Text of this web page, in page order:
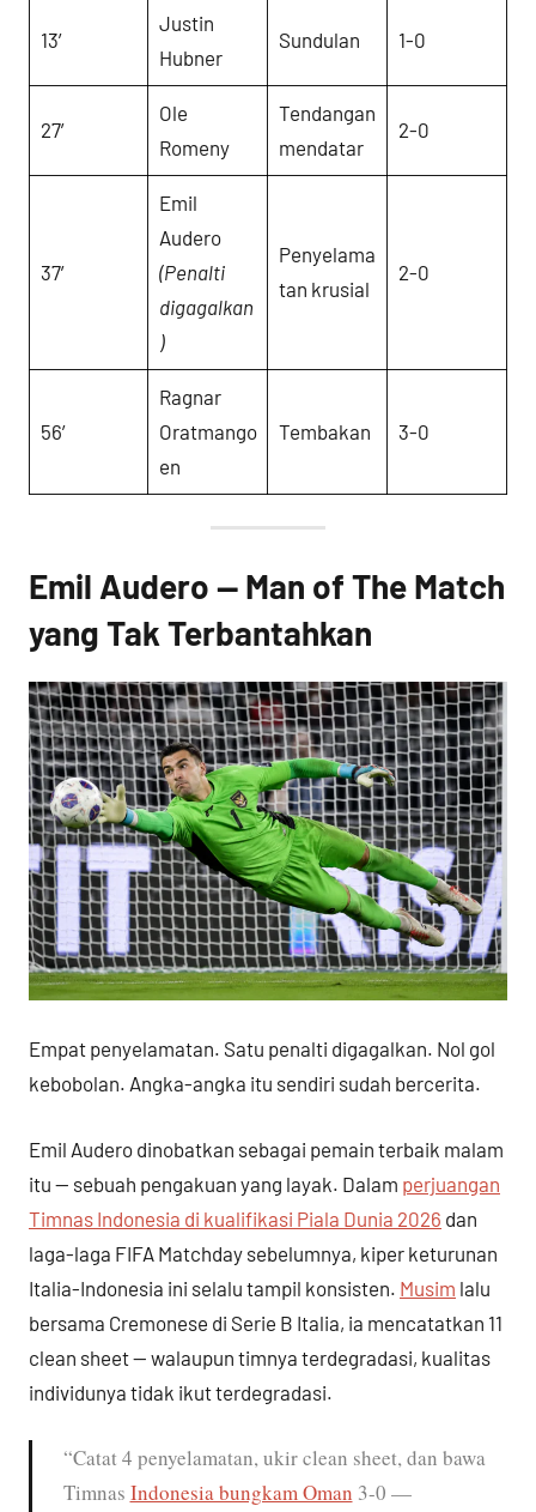
13′
Justin
Hubner
Sundulan 1-0
27′
Ole
Romeny
Tendangan
mendatar
2-0
37′
Emil
Audero
(Penalti
digagalkan
)
Penyelama
tan krusial
2-0
56′
Ragnar
Oratmango
en
Tembakan 3-0
Emil Audero — Man of The Match
yang Tak Terbantahkan
Empat penyelamatan. Satu penalti digagalkan. Nol gol
kebobolan. Angka-angka itu sendiri sudah bercerita.
Emil Audero dinobatkan sebagai pemain terbaik malam
itu — sebuah pengakuan yang layak. Dalam perjuangan
Timnas Indonesia di kualifikasi Piala Dunia 2026 dan
laga-laga FIFA Matchday sebelumnya, kiper keturunan
Italia-Indonesia ini selalu tampil konsisten. Musim lalu
bersama Cremonese di Serie B Italia, ia mencatatkan 11
clean sheet — walaupun timnya terdegradasi, kualitas
individunya tidak ikut terdegradasi.
“Catat 4 penyelamatan, ukir clean sheet, dan bawa
Timnas Indonesia bungkam Oman 3-0 —